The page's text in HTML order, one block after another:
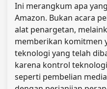
Ini merangkum apa
Amazon. Bukan acara
alat penargetan,
memberikan komitmen
teknologi yang telah
karena kontrol
seperti pembelian